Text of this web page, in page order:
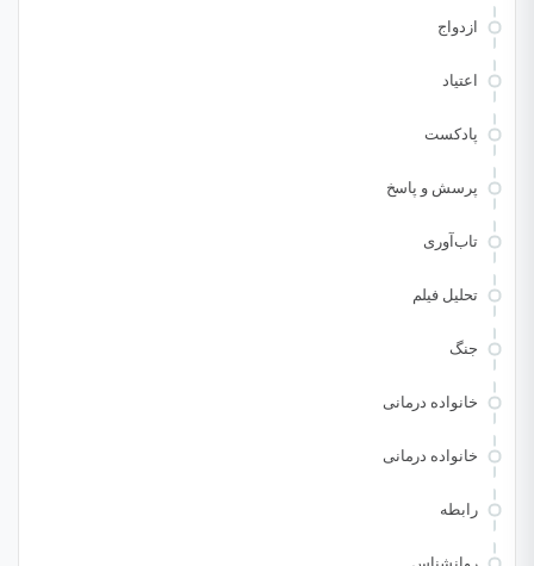
ازدواج
اعتیاد
پادکست
پرسش و پاسخ
تاب‌آوری
تحلیل فیلم
جنگ
خانواده درمانی
خانواده درمانی
رابطه